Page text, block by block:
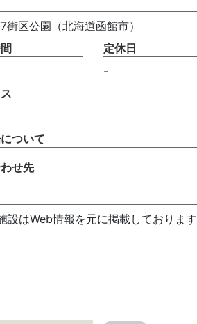
街区公園（北海道函館市）
定休日
-
ついて
せ先
設はWeb情報を元に掲載しております